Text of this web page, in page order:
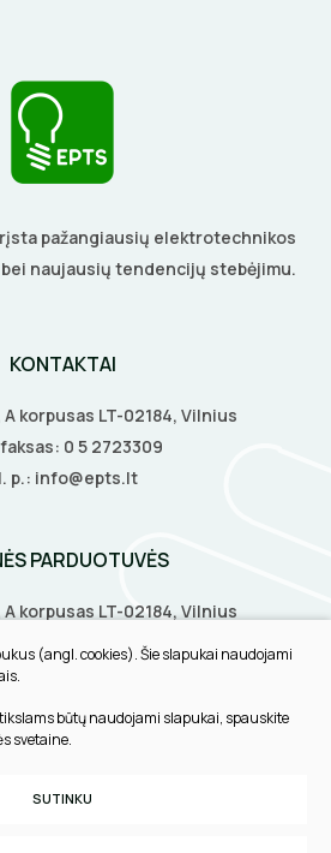
pažangiausių elektrotechnikos
naujausių tendencijų stebėjimu.
KONTAKTAI
korpusas LT-02184, Vilnius
0 5 2723309
p.: info@epts.lt
PARDUOTUVĖS
korpusas LT-02184, Vilnius
g. 8, LT-52168, Kaunas
LT-91108, Klaipėda
INFORMACIJA
(angl. cookies). Šie slapukai naudojami
būtų naudojami slapukai, spauskite
svetaine.
SUTINKU